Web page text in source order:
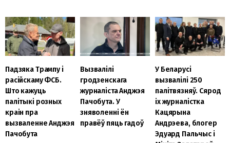
Падзяка Трампу і
расійскаму ФСБ.
Што кажуць
палітыкі розных
краін пра
вызваленне Анджэя
Пачобута
Вызвалілі
гродзенскага
журналіста Анджэя
Пачобута. У
зняволенні ён
правёў пяць гадоў
У Беларусі
вызвалілі 250
палітвязняў. Сярод
іх журналістка
Кацярына
Андрэева, блогер
Эдуард Пальчыс і